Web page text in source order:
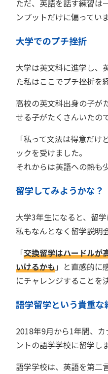
ただ、英語を話す練習は
ンプットだけに偏ってい
大学でのプチ挫折
大学は英文科に進学し、
た私はここでプチ挫折を
高校の英文科出身の子が
せる子がたくさんいたので
「私って文法は得意だ
ックを受けました。
それからは英語への熱も
留学してみようかな？
大学3年生になると、留
私もなんとなく留学説明
「交換留学はハードルが
いけるかも」と直感的に
にチャレンジすることを
語学留学という貴重な
2018年9月から1年間、
ントの語学学校に留学し
語学学校は、英語を第二